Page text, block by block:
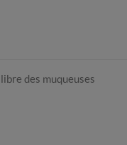
des muqueuses